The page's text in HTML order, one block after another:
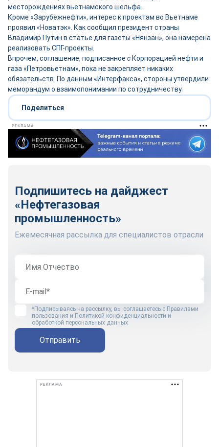
месторождениях вьетнамского шельфа.
Кроме «Зарубежнефти», интерес к проектам во Вьетнаме
проявил «Новатэк». Как сообщил президент страны
Владимир Путин в статье для газеты «Нянзан», она намерена
реализовать СПГ-проекты.
Впрочем, соглашение, подписанное с Корпорацией нефти и
газа «Петровьетнам», пока не закрепляет никаких
обязательств. По данным «Интерфакса», стороны утвердили
меморандум о взаимопонимании по сотрудничеству.
Поделиться
РЕКЛАМА
Подпишитесь на дайджест
«Нефтегазовая
промышленность»
Ежемесячная рассылка для специалистов отрасли
*Подписываясь на рассылку, вы соглашаетесь с Правилами
пользования и Политикой конфиденциальности и
обработкой персональных данных
Отправить
РЕКЛАМА